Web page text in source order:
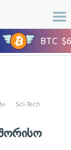
Sci-Tech